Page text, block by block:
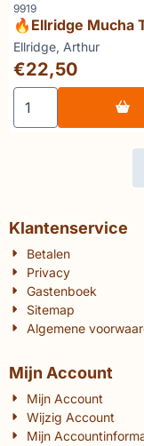
Artikelnummer
9919
🔥Ellridge Mucha
triumph of Art
Merk:
Ellridge, Arthur
Prijs: 22,50
€22,50
Aantal kiezen
Klantenservice
Betalen
Privacy
Gastenboek
Sitemap
Algemene
Mijn Account
Mijn Account
Wijzig Account
Mijn